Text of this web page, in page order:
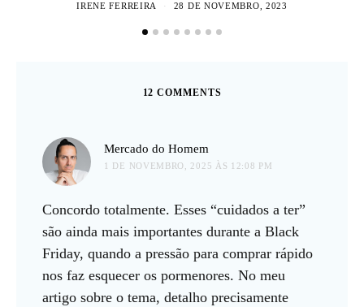
IRENE FERREIRA 28 DE NOVEMBRO, 2023
12 COMMENTS
Mercado do Homem
1 DE NOVEMBRO, 2025 ÀS 12:08 PM
Concordo totalmente. Esses “cuidados a ter”
são ainda mais importantes durante a Black
Friday, quando a pressão para comprar rápido
nos faz esquecer os pormenores. No meu
artigo sobre o tema, detalho precisamente